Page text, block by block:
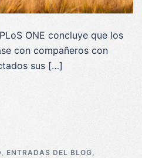
ONE concluye que los
con compañeros con
sus […]
, ENTRADAS DEL BLOG,